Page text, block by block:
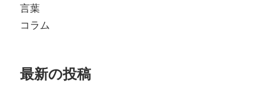
言葉
コラム
最新の投稿